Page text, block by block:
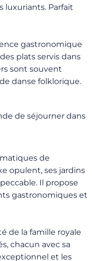
luxuriants. Parfait
gastronomique
plats servis dans
sont souvent
danse folklorique.
de séjourner dans
de
opulent, ses jardins
Il propose
gastronomiques et
de la famille royale
chacun avec sa
et les